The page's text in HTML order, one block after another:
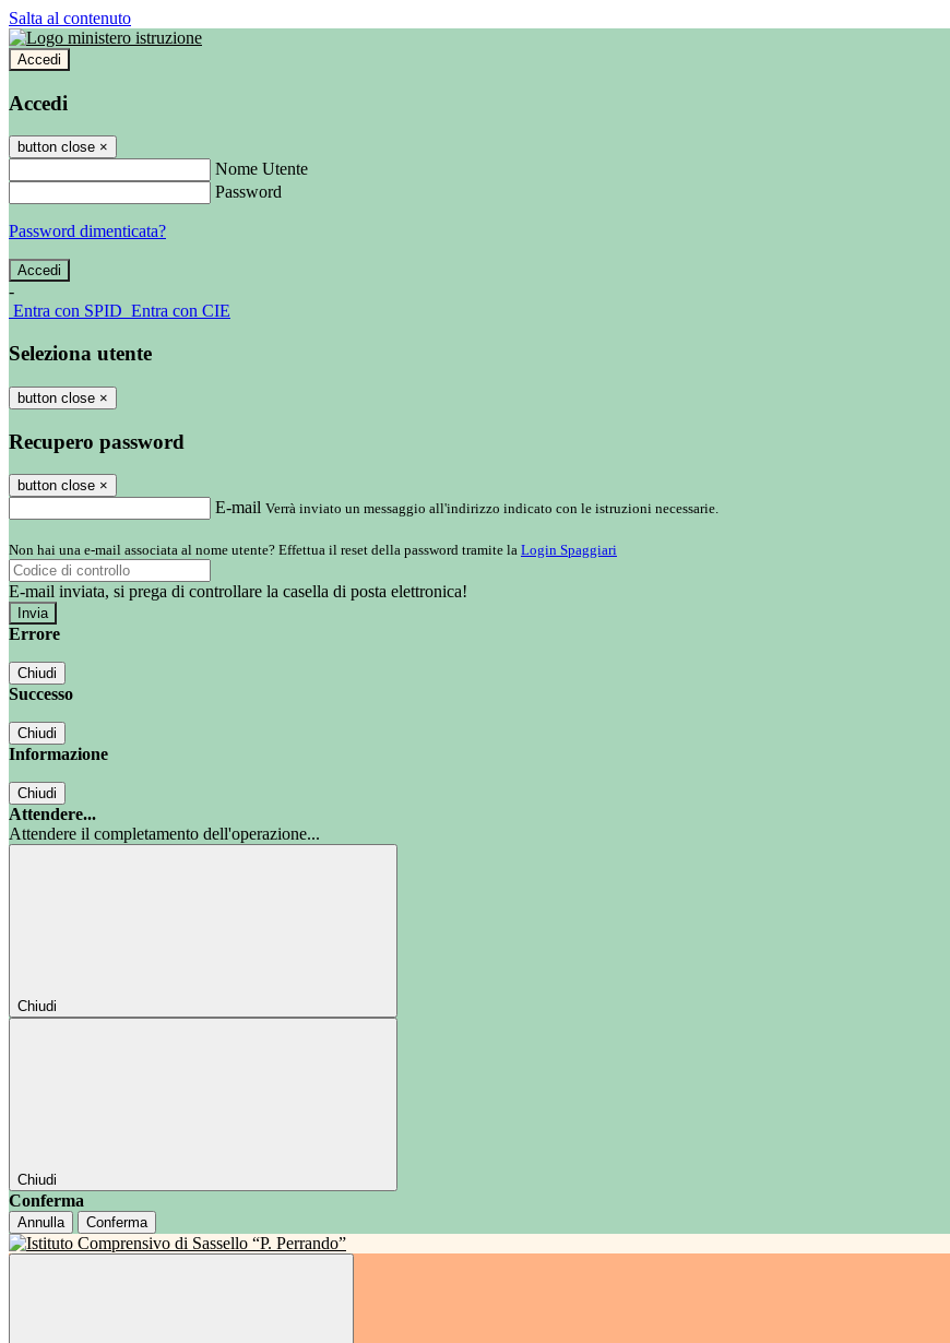
Salta al contenuto
Accedi
Accedi
button close ×
Nome Utente
Password
Password dimenticata?
-
Entra con SPID Entra con CIE
Seleziona utente
button close ×
Recupero password
button close ×
E-mail Verrà inviato un messaggio all'indirizzo indicato con le istruzioni necessarie.
Non hai una e-mail associata al nome utente? Effettua il reset della password tramite la Login Spaggiari
E-mail inviata, si prega di controllare la casella di posta elettronica!
Errore
Chiudi
Successo
Chiudi
Informazione
Chiudi
Attendere...
Attendere il completamento dell'operazione...
Chiudi
Chiudi
Conferma
Annulla Conferma